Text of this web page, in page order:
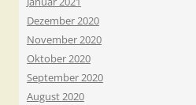
Dezember 2020
November 2020
Oktober 2020
September 2020
August 2020